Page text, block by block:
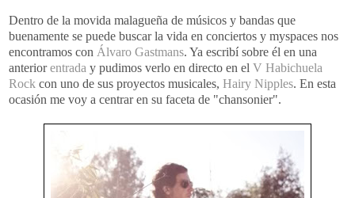
Dentro de la movida malagueña de músicos y bandas que
buenamente se puede buscar la vida en conciertos y myspaces nos
encontramos con Álvaro Gastmans. Ya escribí sobre él en una
anteriorentrada y pudimos verlo en directo en el V Habichuela
Rock con uno de sus proyectos musicales, Hairy Nipples. En esta
ocasión me voy a centrar en su faceta de "chansonier".